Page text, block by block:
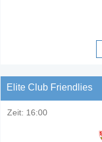
Elite Club Friendlies
Zeit: 16:00